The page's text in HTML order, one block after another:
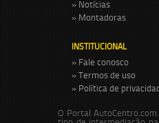
» Notícias
» Montadoras
INSTITUCIONAL
» Fale conosco
» Termos de uso
» Política de
O Portal